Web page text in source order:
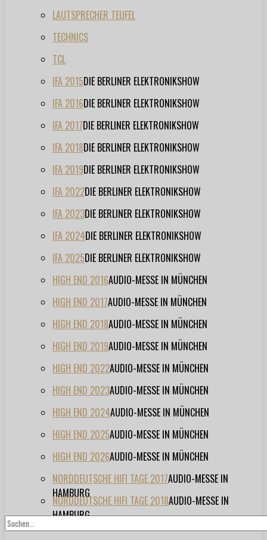
LAUTSPRECHER TEUFEL
TECHNICS
TCL
IFA 2015DIE BERLINER ELEKTRONIKSHOW
IFA 2016DIE BERLINER ELEKTRONIKSHOW
IFA 2017DIE BERLINER ELEKTRONIKSHOW
IFA 2018DIE BERLINER ELEKTRONIKSHOW
IFA 2019DIE BERLINER ELEKTRONIKSHOW
IFA 2022DIE BERLINER ELEKTRONIKSHOW
IFA 2023DIE BERLINER ELEKTRONIKSHOW
IFA 2024DIE BERLINER ELEKTRONIKSHOW
IFA 2025DIE BERLINER ELEKTRONIKSHOW
HIGH END 2016AUDIO-MESSE IN MÜNCHEN
HIGH END 2017AUDIO-MESSE IN MÜNCHEN
HIGH END 2018AUDIO-MESSE IN MÜNCHEN
HIGH END 2019AUDIO-MESSE IN MÜNCHEN
HIGH END 2022AUDIO-MESSE IN MÜNCHEN
HIGH END 2023AUDIO-MESSE IN MÜNCHEN
HIGH END 2024AUDIO-MESSE IN MÜNCHEN
HIGH END 2025AUDIO-MESSE IN MÜNCHEN
HIGH END 2026AUDIO-MESSE IN MÜNCHEN
NORDDEUTSCHE HIFI TAGE 2017AUDIO-MESSE IN
HAMBURG
NORDDEUTSCHE HIFI TAGE 2018AUDIO-MESSE IN
HAMBURG